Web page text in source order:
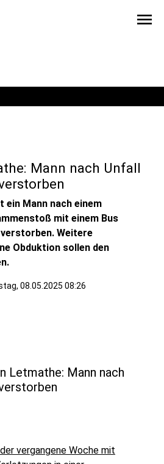
menu
Mann nach Unfall
Mann nach einem
mit einem Bus
Weitere
Obduktion sollen den
08.05.2025 08:26
Letmathe: Mann nach
vergangene Woche mit